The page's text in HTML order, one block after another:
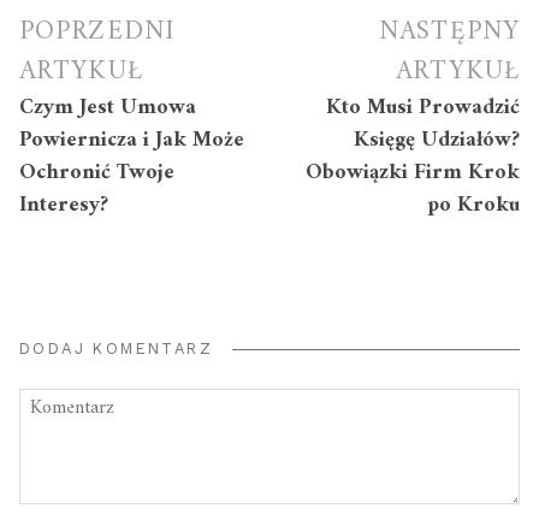
Nawigacja
wpisu
POPRZEDNI
ARTYKUŁ
Czym Jest Umowa
Powiernicza i Jak Może
Ochronić Twoje
Interesy?
NASTĘPNY
ARTYKUŁ
Kto Musi Prowadzić
Księgę Udziałów?
Obowiązki Firm Krok
po Kroku
DODAJ KOMENTARZ